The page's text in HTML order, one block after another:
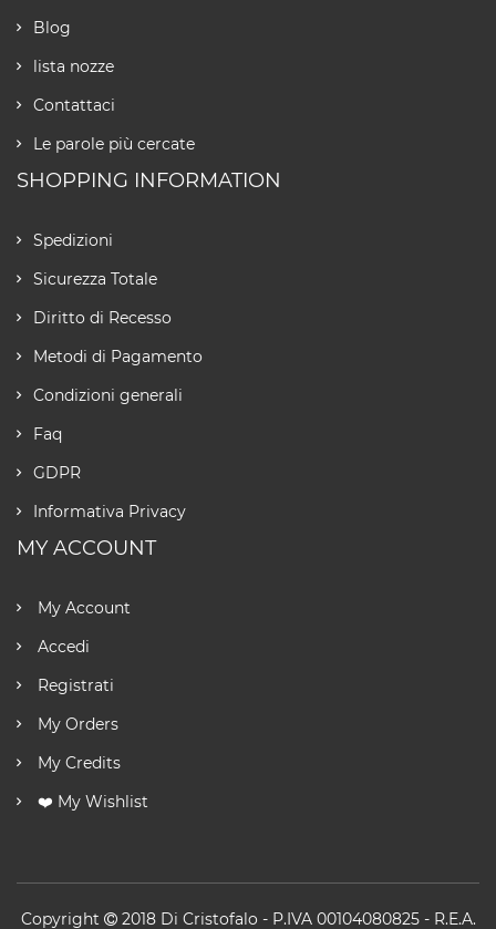
Blog
lista nozze
Contattaci
Le parole più cercate
SHOPPING INFORMATION
Spedizioni
Sicurezza Totale
Diritto di Recesso
Metodi di Pagamento
Condizioni generali
Faq
GDPR
Informativa Privacy
MY ACCOUNT
My Account
Accedi
Registrati
My Orders
My Credits
❤️ My Wishlist
Copyright 2018 Di Cristofalo - P.IVA 00104080825 - R.E.A.